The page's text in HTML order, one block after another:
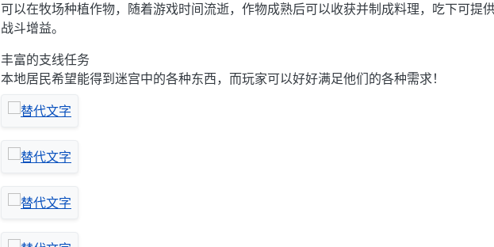
可以在牧场种植作物，随着游戏时间流逝，作物成熟后可以收获并制成料理，吃下可提
战斗增益。
丰富的支线任务
本地居民希望能得到迷宫中的各种东西，而玩家可以好好满足他们的各种需求！